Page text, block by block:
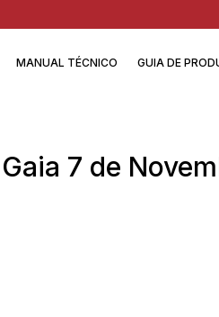
MANUAL TÉCNICO GUIA DE
7 de